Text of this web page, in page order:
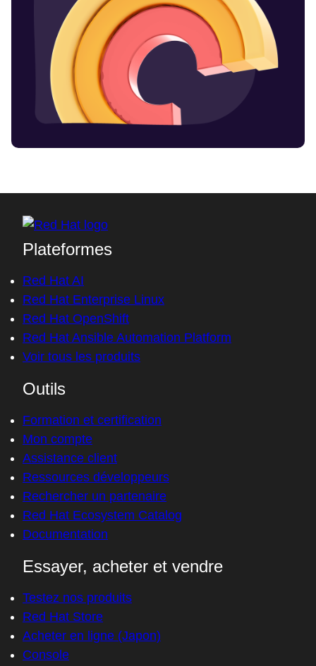
Plateformes
Red Hat AI
Red Hat Enterprise Linux
Red Hat OpenShift
Red Hat Ansible Automation Platform
Voir tous les produits
Outils
Formation et certification
Mon compte
Assistance client
Ressources développeurs
Rechercher un partenaire
Red Hat Ecosystem Catalog
Documentation
Essayer, acheter et vendre
Testez nos produits
Red Hat Store
Acheter en ligne (Japon)
Console